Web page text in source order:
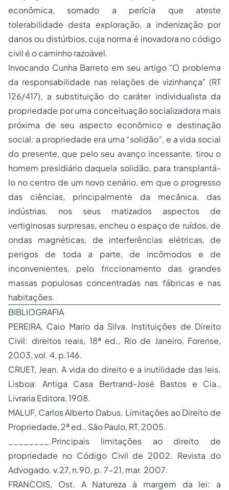
econômica, somado a perícia que ateste
tolerabilidade desta exploração, a indenização por
danos ou distúrbios, cuja norma é inovadora no código
civil é o caminho razoável.
Invocando Cunha Barreto em seu artigo "O problema
da responsabilidade nas relações de vizinhança" (RT
126/417), a substituição do caráter individualista da
propriedade por uma conceituação socializadora mais
próxima de seu aspecto econômico e destinação
social: a propriedade era uma “solidão”, e a vida social
do presente, que pelo seu avanço incessante, tirou o
homem presidiário daquela solidão, para transplantá-
lo no centro de um novo cenário, em que o progresso
das ciências, principalmente da mecânica, das
indústrias, nos seus matizados aspectos de
vertiginosas surpresas, encheu o espaço de ruídos, de
ondas magnéticas, de interferências elétricas, de
perigos de toda a parte, de incômodos e de
inconvenientes, pelo friccionamento das grandes
massas populosas concentradas nas fábricas e nas
habitações.
BIBLIOGRAFIA
PEREIRA, Caio Mario da Silva. Instituições de Direito
Civil: direitos reais, 18ª ed., Rio de Janeiro, Forense,
2003, vol. 4, p.146.
CRUET, Jean. A vida do direito e a inutilidade das leis.
Lisboa: Antiga Casa Bertrand-José Bastos e Cia.,
Livraria Editora, 1908.
MALUF, Carlos Alberto Dabus. Limitações ao Direito de
Propriedade, 2ª ed., São Paulo, RT, 2005.
________.Principais limitações ao direito de
propriedade no Código Civil de 2002. Revista do
Advogado. v.27, n.90, p. 7-21, mar. 2007.
FRANCOIS, Ost. A Natureza à margem da lei: a